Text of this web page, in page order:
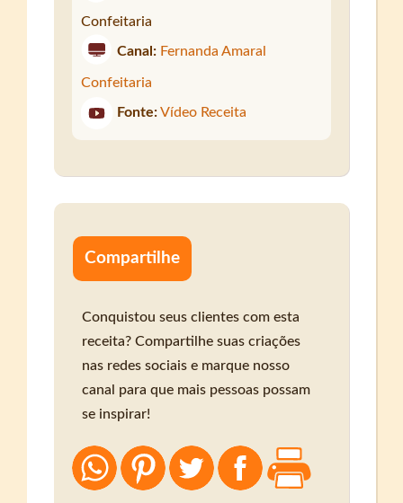
Confeitaria
Canal: Fernanda Amaral
Confeitaria
Fonte: Vídeo Receita
Compartilhe
Conquistou seus clientes com esta
receita? Compartilhe suas criações
nas redes sociais e marque nosso
canal para que mais pessoas possam
se inspirar!